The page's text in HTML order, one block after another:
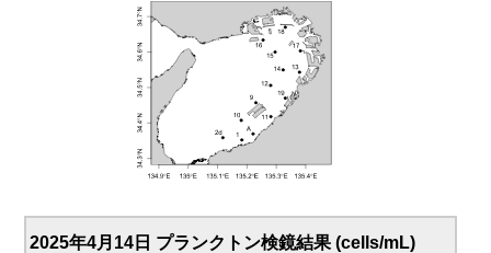
2025年4月14日 プランクトン検鏡結果 (cells/mL)